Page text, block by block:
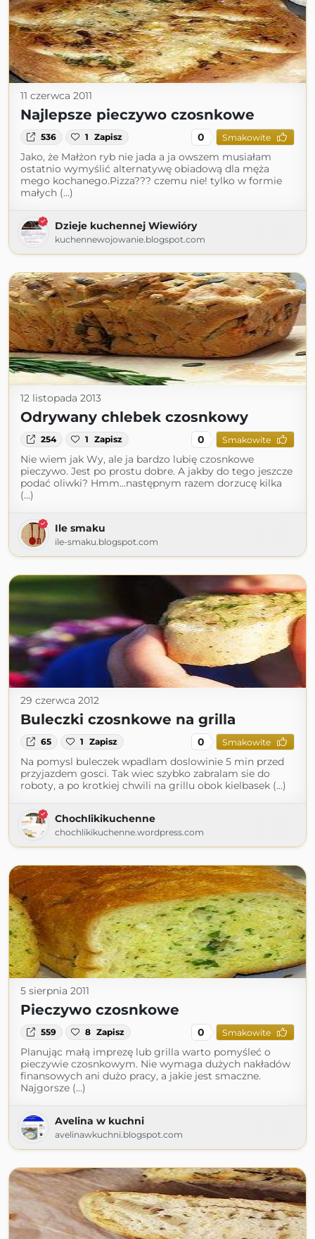
11 czerwca 2011
Najlepsze pieczywo czosnkowe
536 1 Zapisz 0 Smakowite
Jako, że Małżon ryb nie jada a ja owszem musiałam
ostatnio wymyślić alternatywę obiadową dla męża
mego kochanego.Pizza??? czemu nie! tylko w formie
małych (...)
Dzieje kuchennej Wiewióry
kuchennewojowanie.blogspot.com
12 listopada 2013
Odrywany chlebek czosnkowy
254 1 Zapisz 0 Smakowite
Nie wiem jak Wy, ale ja bardzo lubię czosnkowe
pieczywo. Jest po prostu dobre. A jakby do tego jeszcze
podać oliwki? Hmm...następnym razem dorzucę kilka
(...)
Ile smaku
ile-smaku.blogspot.com
29 czerwca 2012
Buleczki czosnkowe na grilla
65 1 Zapisz 0 Smakowite
Na pomysl buleczek wpadlam doslowinie 5 min przed
przyjazdem gosci. Tak wiec szybko zabralam sie do
roboty, a po krotkiej chwili na grillu obok kielbasek (...)
Chochlikikuchenne
chochlikikuchenne.wordpress.com
5 sierpnia 2011
Pieczywo czosnkowe
559 8 Zapisz 0 Smakowite
Planując małą imprezę lub grilla warto pomyśleć o
pieczywie czosnkowym. Nie wymaga dużych nakładów
finansowych ani dużo pracy, a jakie jest smaczne.
Najgorsze (...)
Avelina w kuchni
avelinawkuchni.blogspot.com